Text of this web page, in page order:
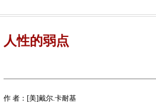
人性的弱点
作 者：[美]戴尔.卡耐基